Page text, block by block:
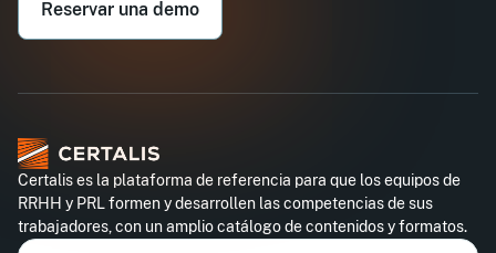
Reservar una demo
Certalis es la plataforma de referencia para que los equipos de
RRHH y PRL formen y desarrollen las competencias de sus
trabajadores, con un amplio catálogo de contenidos y formatos.